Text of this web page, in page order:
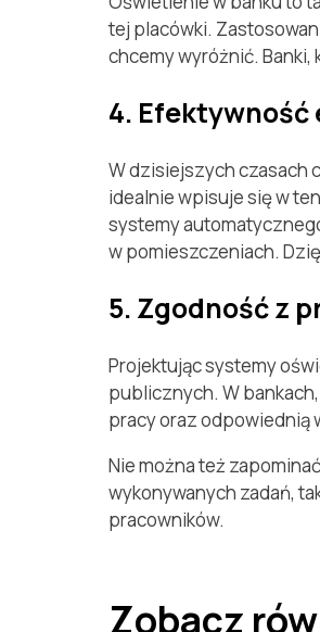
tej placówki.
chcemy wyróżnić.
4.
W dzisiejszych czasach
idealnie wpisuje się w
systemy
w pomieszczeniach.
5. Zgodność z
Projektując systemy
publicznych. W
pracy oraz odpowiednią
Nie można też
wykonywanych zadań,
pracowników.
Zobacz